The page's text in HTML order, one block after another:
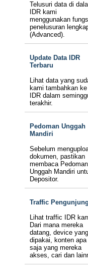
Telusuri data di
IDR kami
menggunakan
penelusuran
(Advanced).
Update Data IDR
Terbaru
Lihat data yang
kami tambahkan ke
IDR dalam
terakhir.
Pedoman Unggah
Mandiri
Sebelum
dokumen, pastikan
membaca Pedoman
Unggah Mandiri
Depositor.
Traffic Pengunjung
Lihat traffic IDR
Dari mana mereka
datang, device yang
dipakai, konten apa
saja yang mereka
akses, cari dan